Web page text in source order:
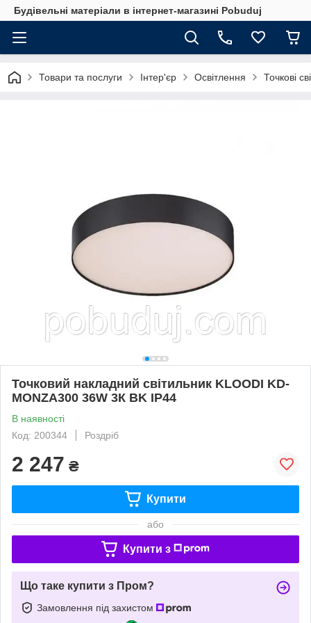
Будівельні матеріали в інтернет-магазині Pobuduj
Товари та послуги Інтер'єр Освітлення Точкові
Точковий накладний світильник KLOODI KD-
MONZA300 36W 3К BK IP44
В наявності
Код: 200344
Роздріб
2 247 ₴
Купити
або
Купити з
Що таке купити з Пром?
Замовлення під захистом